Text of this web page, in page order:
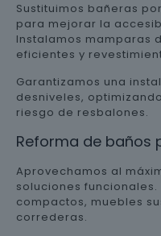
Sustituimos bañeras
para mejorar la
Instalamos mamparas
eficientes y
Garantizamos una
desniveles,
riesgo de resbalones.
Reforma de baños
Aprovechamos al
soluciones
compactos, muebles
correderas.